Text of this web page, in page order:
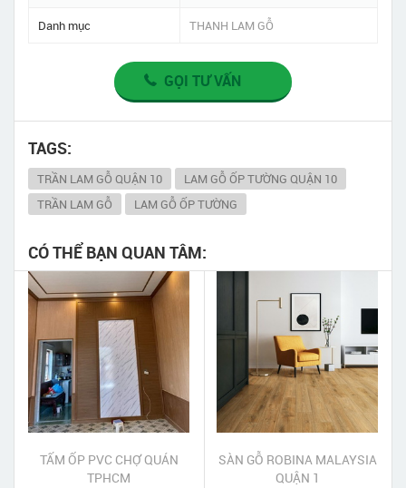
Danh mục THANH LAM GỖ
GỌI TƯ VẤN
TAGS:
TRẦN LAM GỖ QUẬN 10
LAM GỖ ỐP TƯỜNG QUẬN 10
TRẦN LAM GỖ
LAM GỖ ỐP TƯỜNG
CÓ THỂ BẠN QUAN TÂM:
TẤM ỐP PVC CHỢ QUÁN
TPHCM
SÀN GỖ ROBINA MALAYSIA
QUẬN 1